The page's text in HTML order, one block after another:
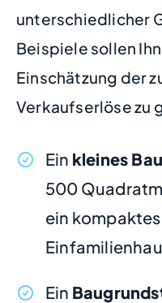
unterschiedlicher
Beispiele sollen
Einschätzung der
Verkaufserlöse zu
Ein kleines
500
ein
Ein